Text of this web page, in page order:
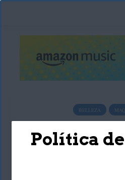
BELLEZA
Maquillaje
outfit
Política